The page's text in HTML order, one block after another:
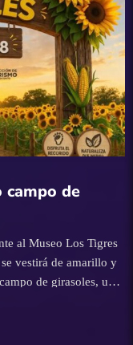
motociclismo, sino en
proyección del puerto.
Osuna, aseguró
destino competitivo
ya que al […]
de
al Museo Los Tigres
vestirá de amarillo y
de girasoles, un
de Mocorito, a